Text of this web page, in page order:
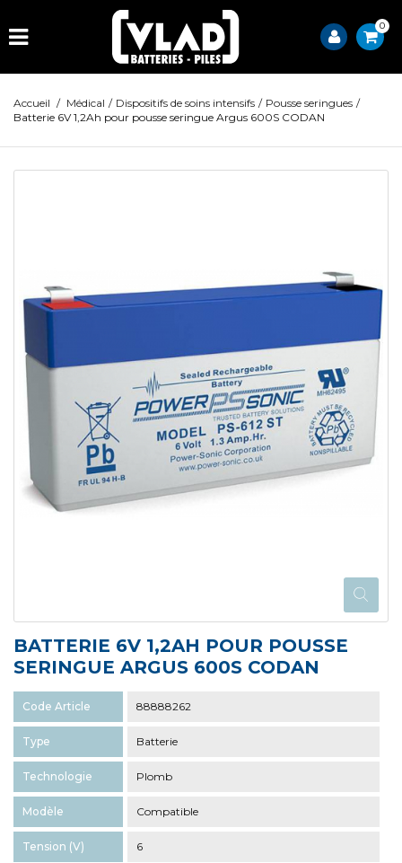
0
Accueil / Médical / Dispositifs de soins intensifs / Pousse seringues /
Batterie 6V 1,2Ah pour pousse seringue Argus 600S CODAN
BATTERIE 6V 1,2AH POUR POUSSE
SERINGUE ARGUS 600S CODAN
Code Article 88888262
Type Batterie
Technologie Plomb
Modèle Compatible
Tension (V) 6